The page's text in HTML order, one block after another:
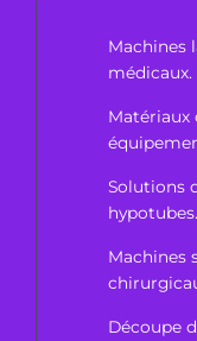
Machines
médicaux.
Matériaux
Solutions
hypotubes.
Machines
Découpe